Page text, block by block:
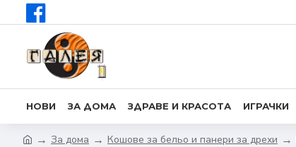
НОВИ ЗА ДОМА ЗДРАВЕ И КРАСОТА ИГРАЧКИ
За дома Кошове за бельо и панери за дрехи